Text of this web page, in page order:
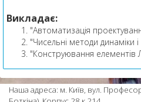
Викладає:
"Автоматизація
"Чисельні методи динаміки і
"Конструювання елементів
Наша адреса: м. Київ, вул.